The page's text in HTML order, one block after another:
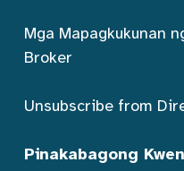
Mga Mapagkukunan
Broker
Unsubscribe from
Pinakabagong